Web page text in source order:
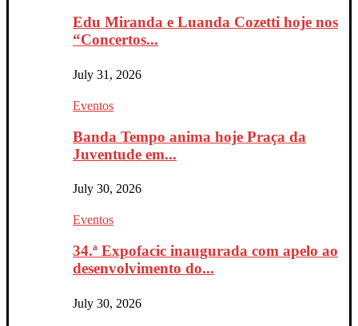
Edu Miranda e Luanda Cozetti hoje nos
“Concertos...
July 31, 2026
Eventos
Banda Tempo anima hoje Praça da
Juventude em...
July 30, 2026
Eventos
34.ª Expofacic inaugurada com apelo ao
desenvolvimento do...
July 30, 2026